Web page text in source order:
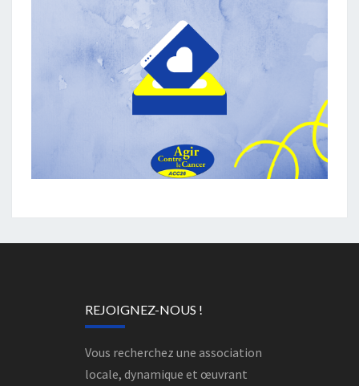
REJOIGNEZ-NOUS !
Vous recherchez une association
locale, dynamique et œuvrant